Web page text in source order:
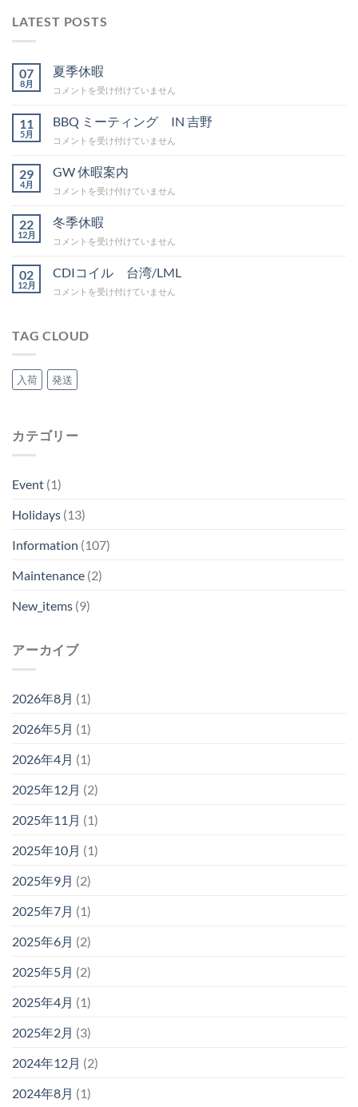
LATEST POSTS
07
8月
夏季休暇
夏
休
暇
は
コメントを受け付けていません
11
5月
BBQ ミーティング IN 吉野
BBQ
ー
テ
ィ
グ
吉
は
コメントを受け付けていません
29
4月
GW 休暇案内
GW
暇
案
内
コメントを受け付けていません
22
12月
冬季休暇
冬
休
暇
は
コメントを受け付けていません
02
12月
CDIコイル 台湾/LML
CDI
ル
は
コメントを受け付けていません
TAG CLOUD
入荷 発送
カテゴリー
Event (1)
Holidays (13)
Information (107)
Maintenance (2)
New_items (9)
アーカイブ
2026年8月 (1)
2026年5月 (1)
2026年4月 (1)
2025年12月 (2)
2025年11月 (1)
2025年10月 (1)
2025年9月 (2)
2025年7月 (1)
2025年6月 (2)
2025年5月 (2)
2025年4月 (1)
2025年2月 (3)
2024年12月 (2)
2024年8月 (1)